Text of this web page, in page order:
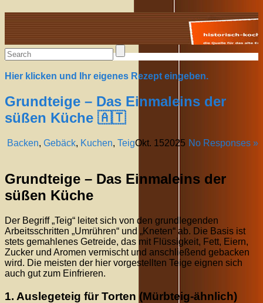
Alte Rezepte online
Hier klicken und Ihr eigenes Rezept eingeben.
Grundteige – Das Einmaleins der
süßen Küche 🇦🇹
Backen, Gebäck, Kuchen, Teig No Responses »
Okt. 152025
Grundteige – Das Einmaleins der
süßen Küche
Der Begriff „Teig“ leitet sich von den grundlegenden
Arbeitsschritten „Umrühren“ und „Kneten“ ab. Die Basis ist
stets gemahlenes Getreide, das mit Flüssigkeit, Fett, Eiern,
Zucker und Aromen vermischt und anschließend gebacken
wird. Die meisten der hier vorgestellten Teige eignen sich
auch gut zum Einfrieren.
1. Auslegeteig für Torten (Mürbteig-ähnlich)